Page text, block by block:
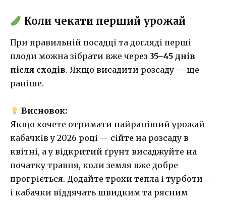
Коли чекати перший урожай
При правильній посадці та догляді перші
плоди можна зібрати вже через 35–45 днів
після сходів. Якщо висадити розсаду — ще
раніше.
Висновок:
Якщо хочете отримати найраніший урожай
кабачків у 2026 році — сійте на розсаду в
квітні, а у відкритий ґрунт висаджуйте на
початку травня, коли земля вже добре
прогріється. Додайте трохи тепла і турботи —
і кабачки віддячать швидким та рясним